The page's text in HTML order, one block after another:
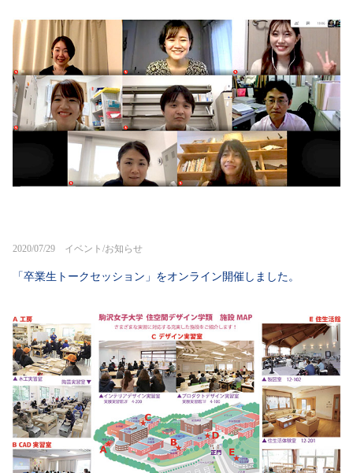
2020/07/29 イベント/お知らせ
「卒業生トークセッション」をオンライン開催しました。